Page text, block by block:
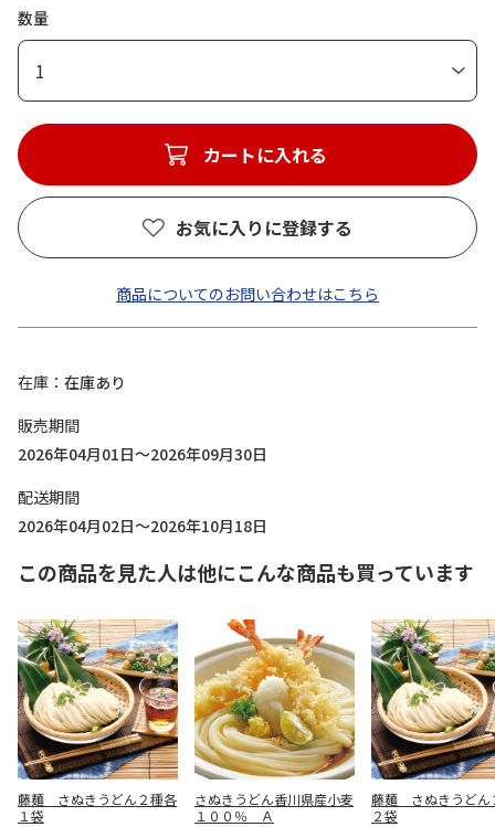
数量
1
カートに入れる
お気に入りに登録する
商品についてのお問い合わせはこちら
在庫
在庫あり
販売期間
2026年04月01日～2026年09月30日
配送期間
2026年04月02日～2026年10月18日
この商品を見た人は他にこんな商品も買っています
藤麺 さぬきうどん２種各
１袋
さぬきうどん香川県産小麦
１００％ Ａ
藤麺 さぬきうどん
２袋